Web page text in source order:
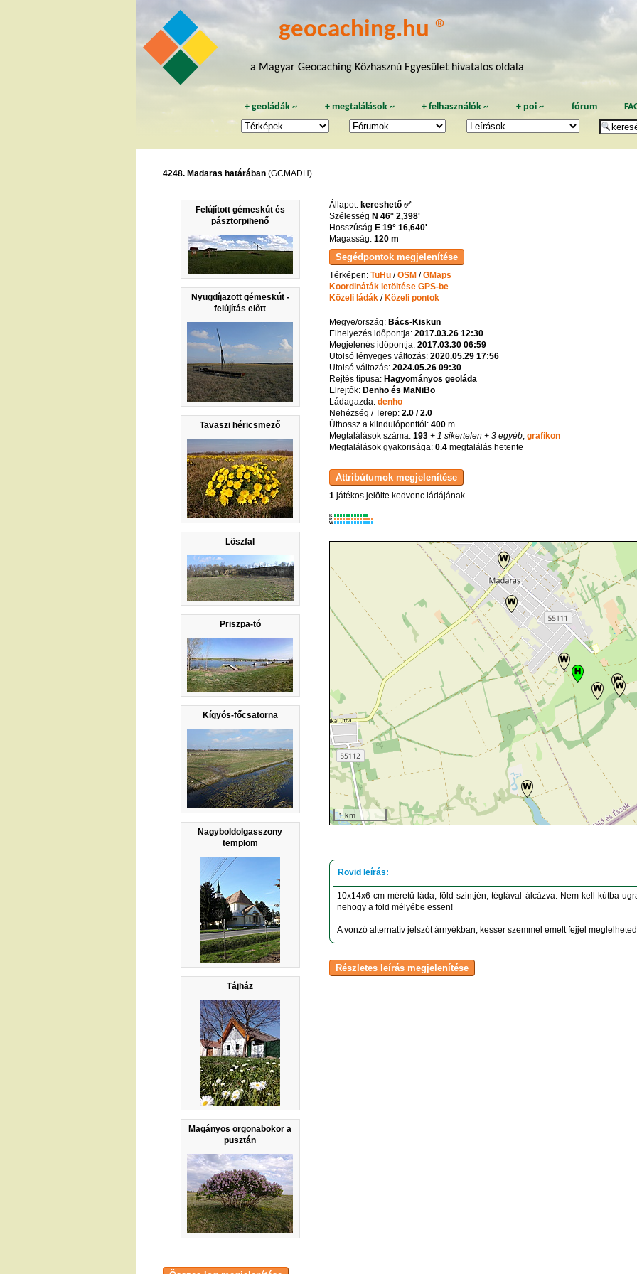
geocaching.hu ®
a Magyar Geocaching Közhasznú Egyesület hivatalos oldala
+geoládák ~ + megtalálások~ +felhasználók ~ + poi~ fórum
4248. Madaras határában (GCMADH)
Felújított gémeskút és
pásztorpihenő
Nyugdíjazott gémeskút -
felújítás előtt
Tavaszi héricsmező
Löszfal
Priszpa-tó
Kígyós-főcsatorna
Nagyboldolgasszony
templom
Tájház
Magányos orgonabokor a
pusztán
Állapot: kereshető ✅
Szélesség N 46° 2,398'
Hosszúság E 19° 16,640'
Magasság: 120 m
Térképen: TuHu/OSM/GMaps
Koordináták letöltése GPS-be
Közeli ládák/Közeli pontok
Megye/ország: Bács-Kiskun
Elhelyezés időpontja: 2017.03.26 12:30
Megjelenés időpontja: 2017.03.30 06:59
Utolsó lényeges változás: 2020.05.29 17:56
Utolsó változás: 2024.05.26 09:30
Rejtés típusa: Hagyományos geoláda
Elrejtők: Denho és MaNiBo
Ládagazda: denho
Nehézség / Terep: 2.0 / 2.0
Úthossz a kiindulóponttól: 400m
Megtalálások száma: 193+ 1 sikertelen + 3 egyéb, grafikon
Megtalálások gyakorisága: 0.4megtalálás hetente
1játékos jelölte kedvenc ládájának
K
R
W
1 km
10x14x6 cm méretű láda, föld szintjén, téglával álcázva. Nem kell kútba
nehogy a föld mélyébe essen!
A vonzó alternatív jelszót árnyékban, kesser szemmel emelt fejjel